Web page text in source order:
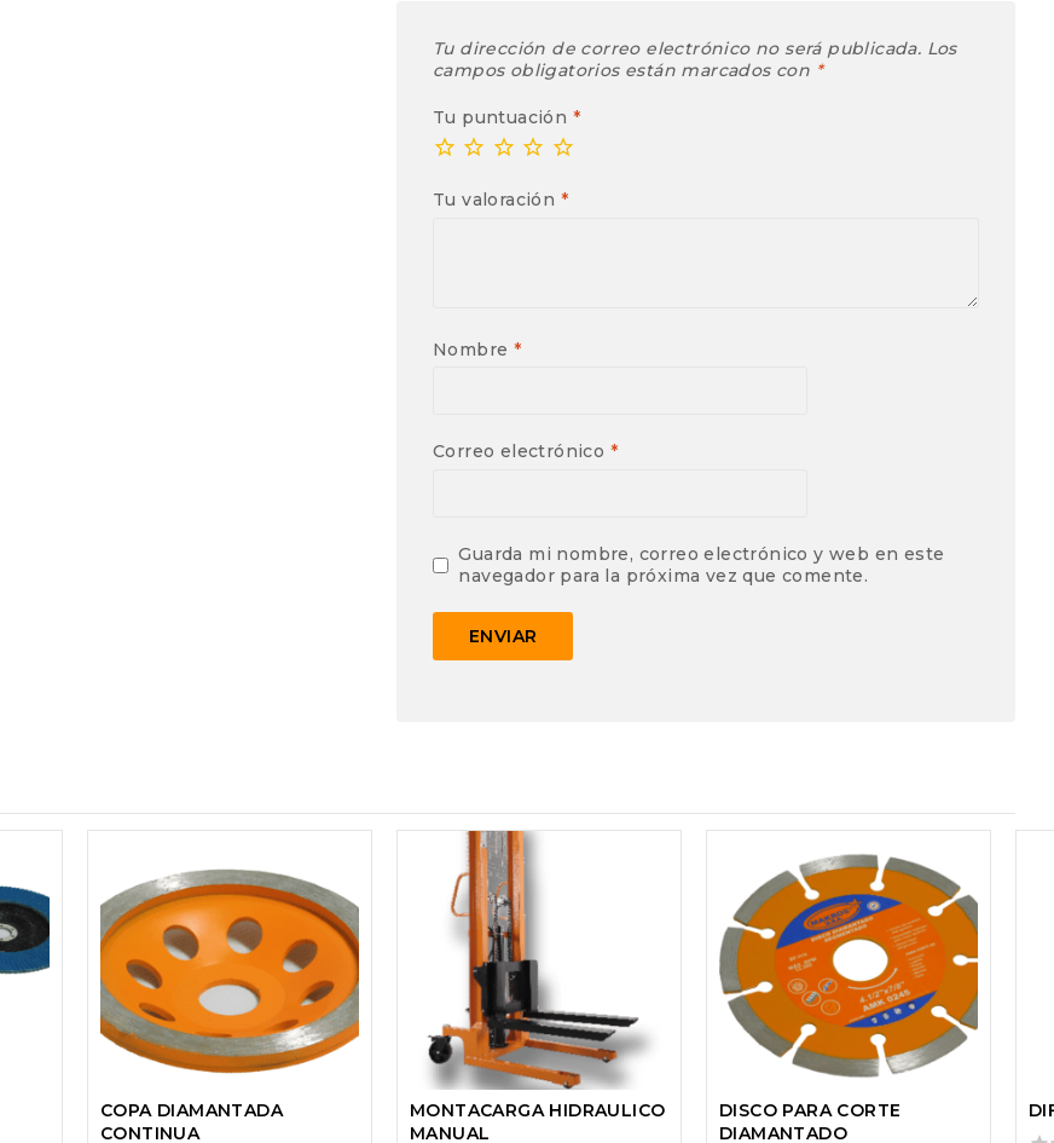
Tu dirección de correo electrónico no será publicada. Los
campos obligatorios están marcados con *
Tu puntuación *
Tu valoración *
Nombre *
Correo electrónico *
Guarda mi nombre, correo electrónico y web en este
navegador para la próxima vez que comente.
COPA DIAMANTADA
CONTINUA
MONTACARGA HIDRAULICO
MANUAL
DISCO PARA CORTE
DIAMANTADO